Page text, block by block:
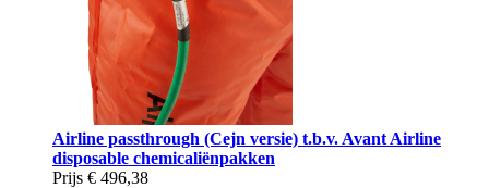
Airline passthrough (Cejn versie) t.b.v. Avant Airline
disposable chemicaliënpakken
Prijs € 496,38